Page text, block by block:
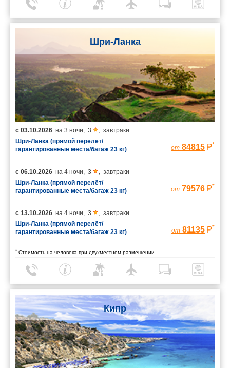
Шри-Ланка
с 03.10.2026 на 3 ночи, 3 , завтраки
Шри-Ланка (прямой перелёт/
гарантированные места/багаж 23 кг)
от 84815 *
с 06.10.2026 на 4 ночи, 3 , завтраки
Шри-Ланка (прямой перелёт/
гарантированные места/багаж 23 кг)
от 79576 *
с 13.10.2026 на 4 ночи, 3 , завтраки
Шри-Ланка (прямой перелёт/
гарантированные места/багаж 23 кг)
от 81135 *
* Стоимость на человека при двухместном размещении
Кипр